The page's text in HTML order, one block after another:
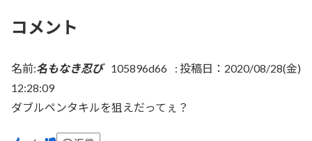
コメント
名前:名もなき忍び 105896d66 : 投稿日：2020/08/28(金)
12:28:09
ダブルペンタキルを狙えだってぇ？